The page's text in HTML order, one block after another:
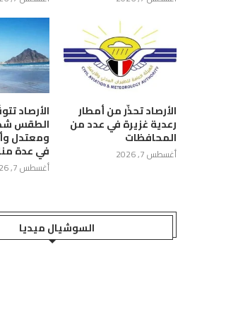
الوطني للأحزاب: مليشيا
أسقطت خيار السلام...
اللجنة
ميليشيا
أغسطس 6,
الأرصاد تحذّر من أمطار
رعدية غزيرة في عدد من
المحافظات
أغسطس 7, 2026
الأرصاد
الطقس
ومعتدل
في عدة
أغسطس 7, 2026
السوشيال ميديا